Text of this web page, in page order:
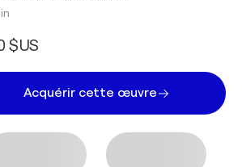
$US
Acquérir cette œuvre